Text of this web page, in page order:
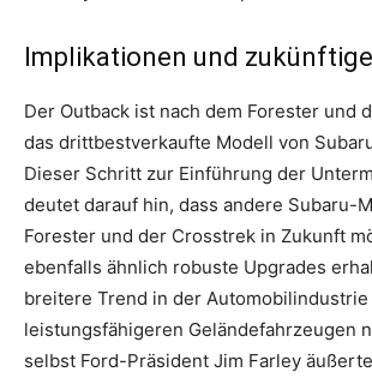
Implikationen und
Der Outback ist nach dem Forester und
das drittbestverkaufte Modell von
Dieser Schritt zur Einführung der
deutet darauf hin, dass andere Subaru-
Forester und der Crosstrek in Zukunft
ebenfalls ähnlich robuste Upgrades
breitere Trend in der Automobilindustrie
leistungsfähigeren Geländefahrzeugen
selbst Ford-Präsident Jim Farley